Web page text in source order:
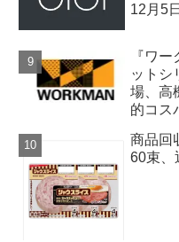
12月5
『ワ
ットシ
場、高
的コス
商品回
60束、